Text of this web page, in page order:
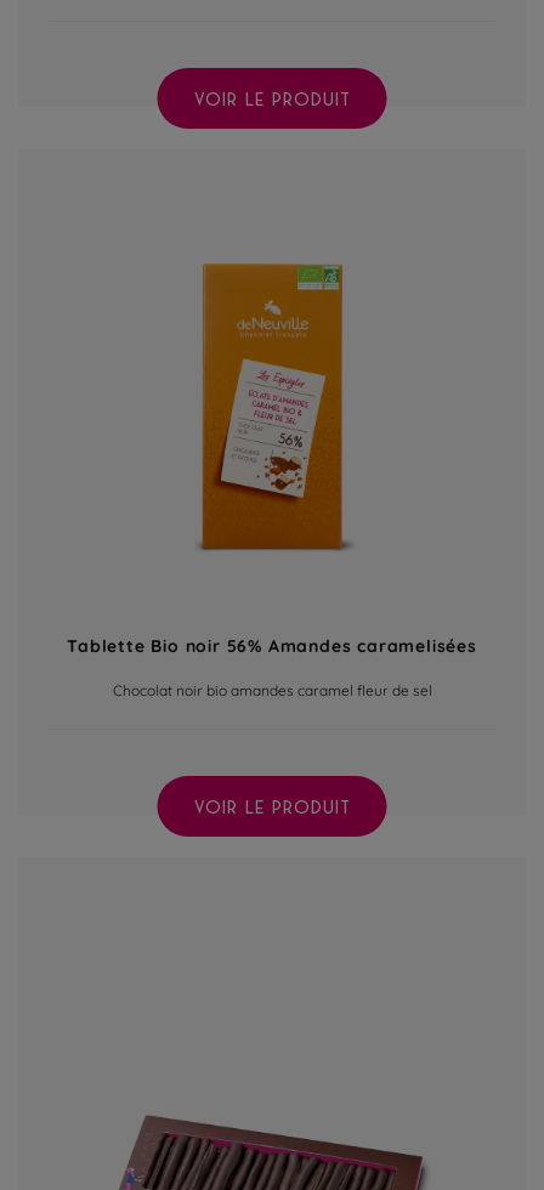
VOIR LE PRODUIT
Tablette Bio noir 56% Amandes caramelisées
Chocolat noir bio amandes caramel fleur de sel
VOIR LE PRODUIT